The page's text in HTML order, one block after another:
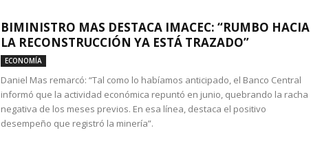
BIMINISTRO MAS DESTACA IMACEC: “RUMBO HACIA
LA RECONSTRUCCIÓN YA ESTÁ TRAZADO”
ECONOMÍA
Daniel Mas remarcó: “Tal como lo habíamos anticipado, el Banco Central
informó que la actividad económica repuntó en junio, quebrando la racha
negativa de los meses previos. En esa línea, destaca el positivo
desempeño que registró la minería”.